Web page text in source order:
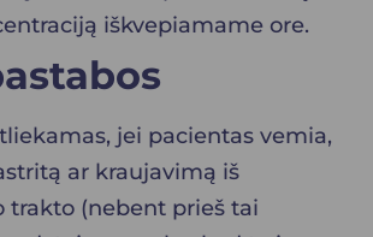
iškvepiamame ore.
jei pacientas vemia,
ar kraujavimą iš
trakto (nebent prieš tai